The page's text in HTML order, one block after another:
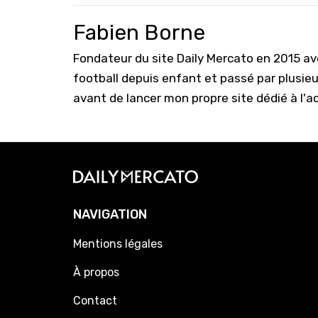
Fabien Borne
Fondateur du site Daily Mercato en 2015
football depuis enfant et passé par
avant de lancer mon propre site dédié à
NAVIGATION
Mentions légales
À propos
Contact